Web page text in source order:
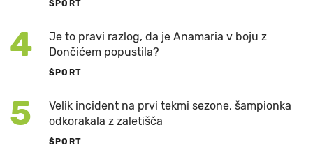
ŠPORT
4
Je to pravi razlog, da je Anamaria v boju z
Dončićem popustila?
ŠPORT
5
Velik incident na prvi tekmi sezone, šampionka
odkorakala z zaletišča
ŠPORT